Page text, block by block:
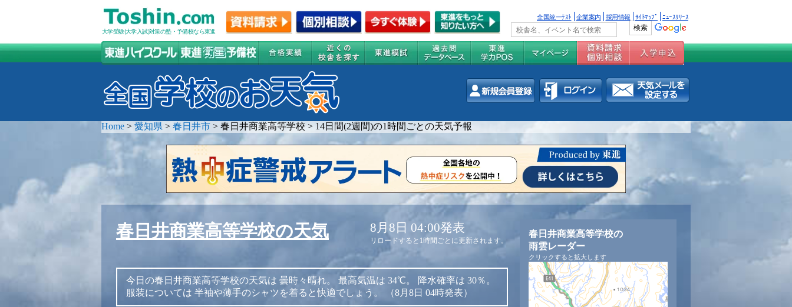
大学受験(大学入試)対策の塾・予備校なら東進
全国統一ﾃｽﾄ 企業案内 採用情報 ｻｲﾄﾏｯﾌﾟ ﾆｭｰｽﾘﾘｰｽ
Home > 愛知県 > 春日井市 > 春日井商業高等学校 > 14日間(2週間)の1時間ごとの天気予報
春日井商業高等学校の天気 8月8日 04:00発表
リロードすると1時間ごとに更新されます。
今日の春日井商業高等学校の天気は 曇時々晴れ。 最高気温は 34℃。 降水確率は 30％。
服装については 半袖や薄手のシャツを着ると快適でしょう。 （8月8日 04時発表）
春日井商業高等学校の
雨雲レーダー
クリックすると拡大します